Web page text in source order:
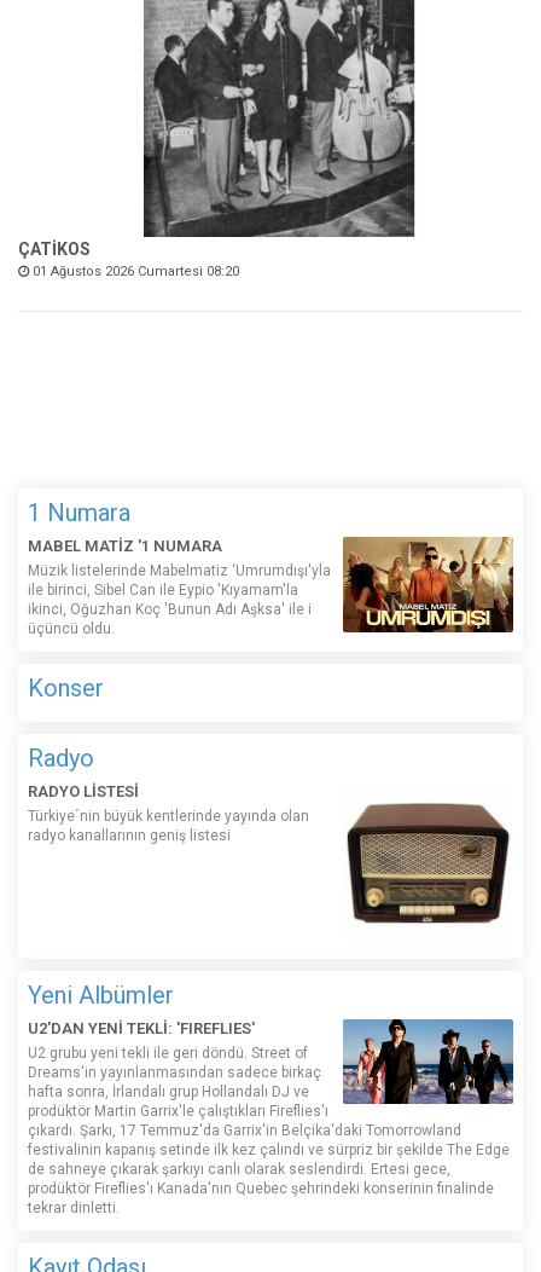
ÇATİKOS
01 Ağustos 2026 Cumartesi 08:20
1 Numara
MABEL MATİZ '1 NUMARA
Müzik listelerinde Mabelmatiz ‘Umrumdışı'yla
ile birinci, Sibel Can ile Eypio 'Kıyamam'la
ikinci, Oğuzhan Koç 'Bunun Adı Aşksa' ile i
üçüncü oldu.
Konser
Radyo
RADYO LİSTESİ
Türkiye´nin büyük kentlerinde yayında olan
radyo kanallarının geniş listesi
Yeni Albümler
U2'DAN YENİ TEKLİ: 'FIREFLIES'
U2 grubu yeni tekli ile geri döndü. Street of
Dreams'in yayınlanmasından sadece birkaç
hafta sonra, İrlandalı grup Hollandalı DJ ve
prodüktör Martin Garrix'le çalıştıkları Fireflies'ı
çıkardı. Şarkı, 17 Temmuz'da Garrix'in Belçika'daki Tomorrowland
festivalinin kapanış setinde ilk kez çalındı ​​ve sürpriz bir şekilde The Edge
de sahneye çıkarak şarkıyı canlı olarak seslendirdi. Ertesi gece,
prodüktör Fireflies'ı Kanada'nın Quebec şehrindeki konserinin finalinde
tekrar dinletti.